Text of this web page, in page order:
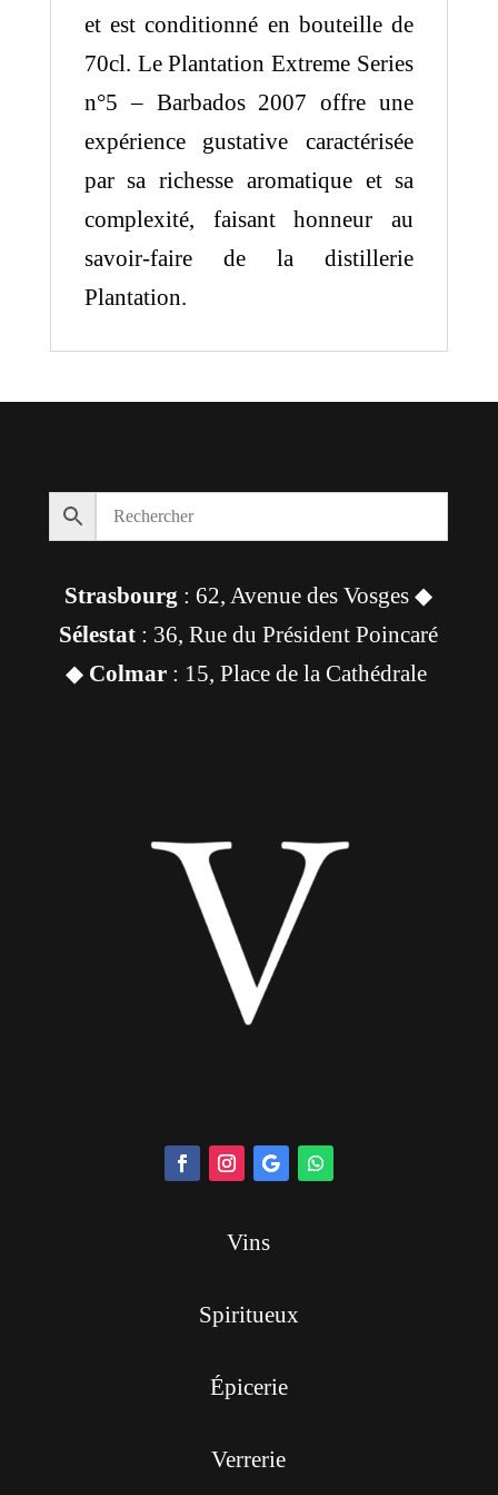
et est conditionné en bouteille de
70cl. Le Plantation Extreme Series
n°5 – Barbados 2007 offre une
expérience gustative caractérisée
par sa richesse aromatique et sa
complexité, faisant honneur au
savoir-faire de la distillerie
Plantation.
Strasbourg : 62, Avenue des Vosges ◆
Sélestat : 36, Rue du Président Poincaré
◆ Colmar: 15, Place de la Cathédrale
Vins
Spiritueux
Épicerie
Verrerie